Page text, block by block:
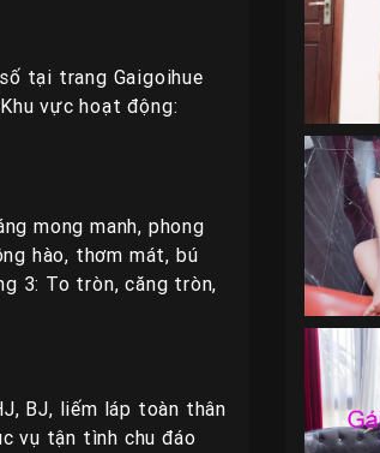
tại trang Gaigoihue
vực hoạt động:
mong manh, phong
hào, thơm mát, bú
3: To tròn, căng tròn,
BJ, liếm láp toàn thân
vụ tận tình chu đáo